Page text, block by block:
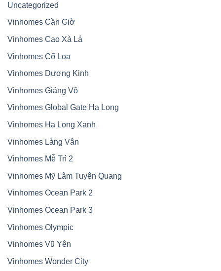
Uncategorized
Vinhomes Cần Giờ
Vinhomes Cao Xà Lá
Vinhomes Cổ Loa
Vinhomes Dương Kinh
Vinhomes Giảng Võ
Vinhomes Global Gate Hạ Long
Vinhomes Hạ Long Xanh
Vinhomes Làng Vân
Vinhomes Mễ Trì 2
Vinhomes Mỹ Lâm Tuyên Quang
Vinhomes Ocean Park 2
Vinhomes Ocean Park 3
Vinhomes Olympic
Vinhomes Vũ Yên
Vinhomes Wonder City